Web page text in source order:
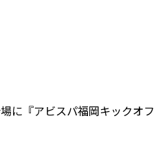
に『アビスパ福岡キックオフ